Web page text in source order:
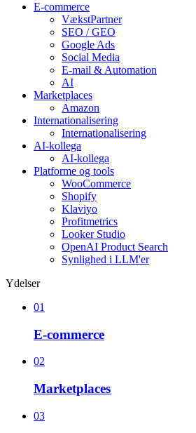
E-commerce
VækstPartner
SEO / GEO
Google Ads
Social Media
E-mail & Automation
AI
Marketplaces
Amazon
Internationalisering
Internationalisering
AI-kollega
AI-kollega
Platforme og tools
WooCommerce
Shopify
Klaviyo
Profitmetrics
Looker Studio
OpenAI Product Search
Synlighed i LLM'er
Ydelser
01
E-commerce
02
Marketplaces
03